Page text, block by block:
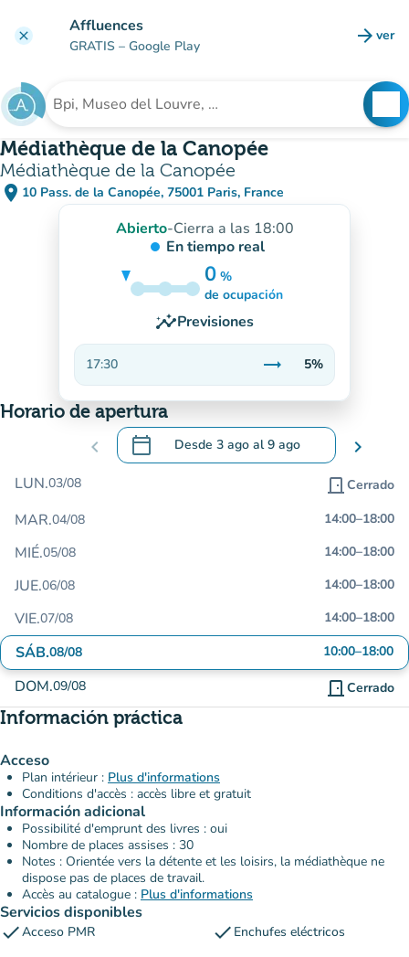
clear Affluences
GRATIS – Google Play arrow_forward ver
Buscar un establecimiento
Médiathèque de la Canopée
Médiathèque de la Canopée
place 10 Pass. de la Canopée, 75001 Paris, France
(abrir en Google Maps)
(nueva pestaña)
Abierto-Cierra a las 18:00
En tiempo real
0 %
5%
de ocupación
insightsPrevisiones
17:30 trending_flat
Estable
5%
Horario de apertura
chevron_left calendar_today Desde 3 ago al9 ago
.Abra el calendario para cambiar las
chevron_right
LUN.03/08 door_front Cerrado
MAR.04/08 14:00–18:00
MIÉ.05/08 14:00–18:00
JUE.06/08 14:00–18:00
VIE.07/08 14:00–18:00
SÁB.08/08 10:00–18:00
DOM.09/08 door_front Cerrado
Información práctica
Acceso
Plan intérieur : Plus d'informations
Conditions d'accès : accès libre et gratuit
Información adicional
Possibilité d'emprunt des livres : oui
Nombre de places assises : 30
Notes : Orientée vers la détente et les loisirs, la médiathèque ne
dispose pas de places de travail.
Accès au catalogue : Plus d'informations
Servicios disponibles
checkAcceso PMR check Enchufes eléctricos